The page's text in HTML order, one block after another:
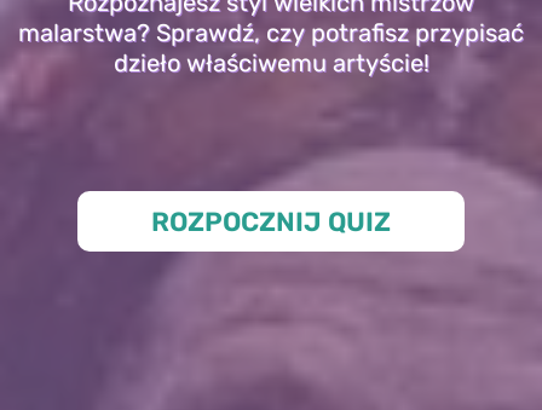
malarstwa? Sprawdź, czy potrafisz przypisać
dzieło właściwemu artyście!
ROZPOCZNIJ QUIZ